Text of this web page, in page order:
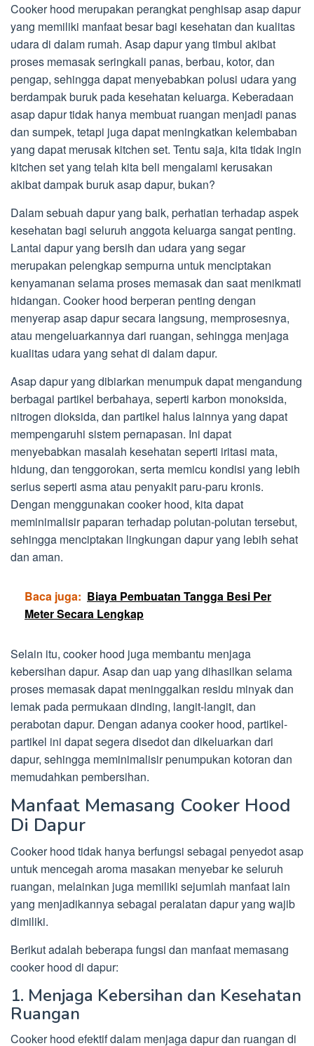
Cooker hood merupakan perangkat penghisap asap dapur
yang memiliki manfaat besar bagi kesehatan dan kualitas
udara di dalam rumah. Asap dapur yang timbul akibat
proses memasak seringkali panas, berbau, kotor, dan
pengap, sehingga dapat menyebabkan polusi udara yang
berdampak buruk pada kesehatan keluarga. Keberadaan
asap dapur tidak hanya membuat ruangan menjadi panas
dan sumpek, tetapi juga dapat meningkatkan kelembaban
yang dapat merusak kitchen set. Tentu saja, kita tidak ingin
kitchen set yang telah kita beli mengalami kerusakan
akibat dampak buruk asap dapur, bukan?
Dalam sebuah dapur yang baik, perhatian terhadap aspek
kesehatan bagi seluruh anggota keluarga sangat penting.
Lantai dapur yang bersih dan udara yang segar
merupakan pelengkap sempurna untuk menciptakan
kenyamanan selama proses memasak dan saat menikmati
hidangan. Cooker hood berperan penting dengan
menyerap asap dapur secara langsung, memprosesnya,
atau mengeluarkannya dari ruangan, sehingga menjaga
kualitas udara yang sehat di dalam dapur.
Asap dapur yang dibiarkan menumpuk dapat mengandung
berbagai partikel berbahaya, seperti karbon monoksida,
nitrogen dioksida, dan partikel halus lainnya yang dapat
mempengaruhi sistem pernapasan. Ini dapat
menyebabkan masalah kesehatan seperti iritasi mata,
hidung, dan tenggorokan, serta memicu kondisi yang lebih
serius seperti asma atau penyakit paru-paru kronis.
Dengan menggunakan cooker hood, kita dapat
meminimalisir paparan terhadap polutan-polutan tersebut,
sehingga menciptakan lingkungan dapur yang lebih sehat
dan aman.
Baca juga: Biaya Pembuatan Tangga Besi Per
Meter Secara Lengkap
Selain itu, cooker hood juga membantu menjaga
kebersihan dapur. Asap dan uap yang dihasilkan selama
proses memasak dapat meninggalkan residu minyak dan
lemak pada permukaan dinding, langit-langit, dan
perabotan dapur. Dengan adanya cooker hood, partikel-
partikel ini dapat segera disedot dan dikeluarkan dari
dapur, sehingga meminimalisir penumpukan kotoran dan
memudahkan pembersihan.
Manfaat Memasang Cooker Hood
Di Dapur
Cooker hood tidak hanya berfungsi sebagai penyedot asap
untuk mencegah aroma masakan menyebar ke seluruh
ruangan, melainkan juga memiliki sejumlah manfaat lain
yang menjadikannya sebagai peralatan dapur yang wajib
dimiliki.
Berikut adalah beberapa fungsi dan manfaat memasang
cooker hood di dapur:
1. Menjaga Kebersihan dan Kesehatan
Ruangan
Cooker hood efektif dalam menjaga dapur dan ruangan di